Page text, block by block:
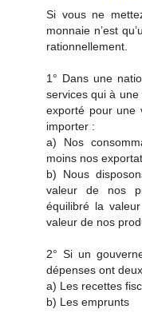
Si vous ne
monnaie n’est
rationnellement.
1° Dans une
services qui à
exporté pour une
importer :
a) Nos
moins nos
b) Nous
valeur de nos
équilibré la
valeur de nos
2° Si un
dépenses ont
a) Les recettes
b) Les emprunts